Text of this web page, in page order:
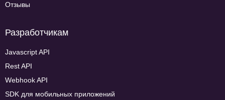
Отзывы
Разработчикам
Javascript API
Rest API
Webhook API
SDK для мобильных приложений